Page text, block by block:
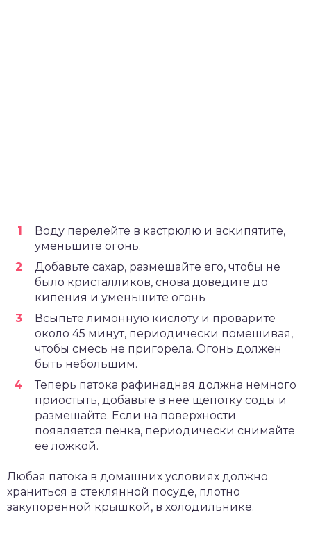
Воду перелейте в кастрюлю и вскипятите,
уменьшите огонь.
Добавьте сахар, размешайте его, чтобы не
было кристалликов, снова доведите до
кипения и уменьшите огонь
Всыпьте лимонную кислоту и проварите
около 45 минут, периодически помешивая,
чтобы смесь не пригорела. Огонь должен
быть небольшим.
Теперь патока рафинадная должна немного
приостыть, добавьте в неё щепотку соды и
размешайте. Если на поверхности
появляется пенка, периодически снимайте
ее ложкой.
Любая патока в домашних условиях должно
храниться в стеклянной посуде, плотно
закупоренной крышкой, в холодильнике.